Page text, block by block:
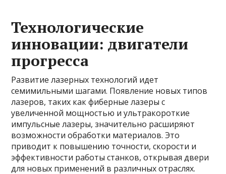
Технологические
инновации: двигатели
прогресса
Развитие лазерных технологий идет
семимильными шагами. Появление новых типов
лазеров, таких как фиберные лазеры с
увеличенной мощностью и ультракороткие
импульсные лазеры, значительно расширяют
возможности обработки материалов. Это
приводит к повышению точности, скорости и
эффективности работы станков, открывая двери
для новых применений в различных отраслях.